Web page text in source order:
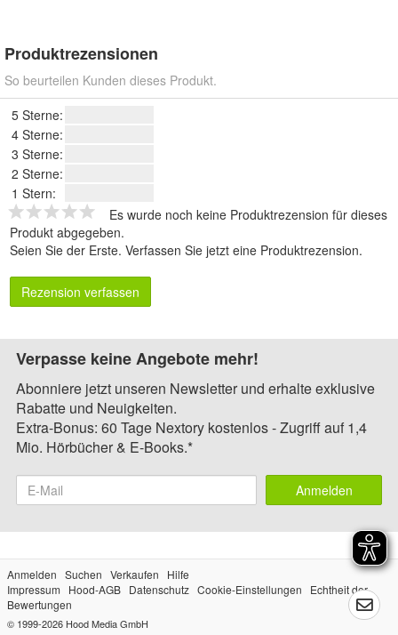
Produktrezensionen
So beurteilen Kunden dieses Produkt.
5 Sterne:
4 Sterne:
3 Sterne:
2 Sterne:
1 Stern:
Es wurde noch keine Produktrezension für dieses
Produkt abgegeben.
Seien Sie der Erste. Verfassen Sie jetzt eine Produktrezension.
Rezension verfassen
Verpasse keine Angebote mehr!
Abonniere jetzt unseren Newsletter und erhalte exklusive
Rabatte und Neuigkeiten.
Extra-Bonus: 60 Tage Nextory kostenlos - Zugriff auf 1,4
Mio. Hörbücher & E-Books.*
Anmelden
Anmelden Suchen Verkaufen
Hilfe
Impressum
Hood-AGB Datenschutz Cookie-Einstellungen
Echtheit der
Bewertungen
© 1999-2026 Hood Media GmbH